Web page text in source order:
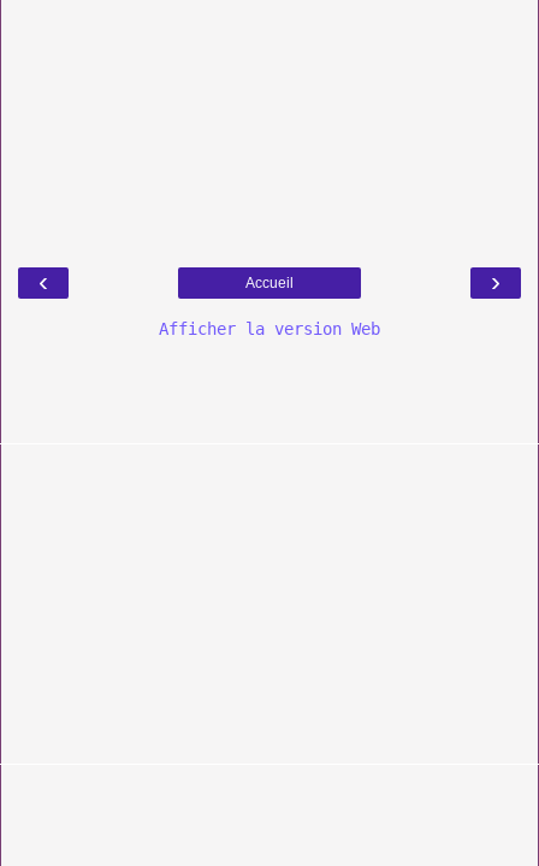
‹ ›
Accueil
Afficher la version Web